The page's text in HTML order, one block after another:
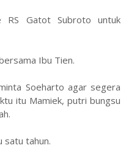
RS Gatot Subroto untuk
Ibu Tien.
Soeharto agar segera
itu Mamiek, putri bungsu
satu tahun.